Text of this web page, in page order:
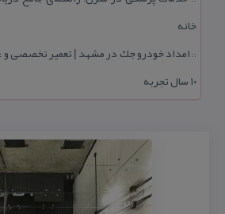
خانه
::
۱۰ سال تجربه